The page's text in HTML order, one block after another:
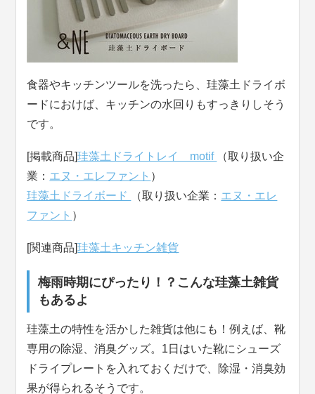
食器やキッチンツールを洗ったら、珪藻土ドライボ
ードにおけば、キッチンの水回りもすっきりしそう
です。
[掲載商品]珪藻土ドライトレイ motif
（取り扱い企
業： エヌ・エレファント ）
珪藻土ドライボード
（取り扱い企業： エヌ・エレ
ファント ）
[関連商品]珪藻土キッチン雑貨
梅雨時期にぴったり！？こんな珪藻土雑貨
もあるよ
珪藻土の特性を活かした雑貨は他にも！例えば、靴
専用の除湿、消臭グッズ。1日はいた靴にシューズ
ドライプレートを入れておくだけで、除湿・消臭効
果が得られるそうです。